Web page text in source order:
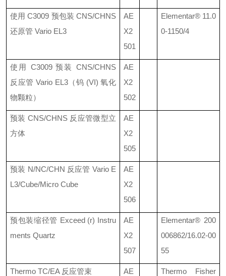
使用 C3009 预包装 CNS/CHNS
还原管 Vario EL3
AE
X2
501
Elementar® 11.0
0-1150/4
使用 C3009预装CNS/CHNS
反应管Vario EL3（钨 (VI)氧化
物颗粒）
AE
X2
502
预装 CNS/CHNS 反应管微型立
方体
AE
X2
505
预装 N/NC/CHN 反应管 Vario E
L3/Cube/Micro Cube
AE
X2
506
预包装缩径管 Exceed (r) Instru
ments Quartz
AE
X2
507
Elementar® 200
006862/16.02-00
55
Thermo TC/EA 反应管束
AE
Thermo Fisher